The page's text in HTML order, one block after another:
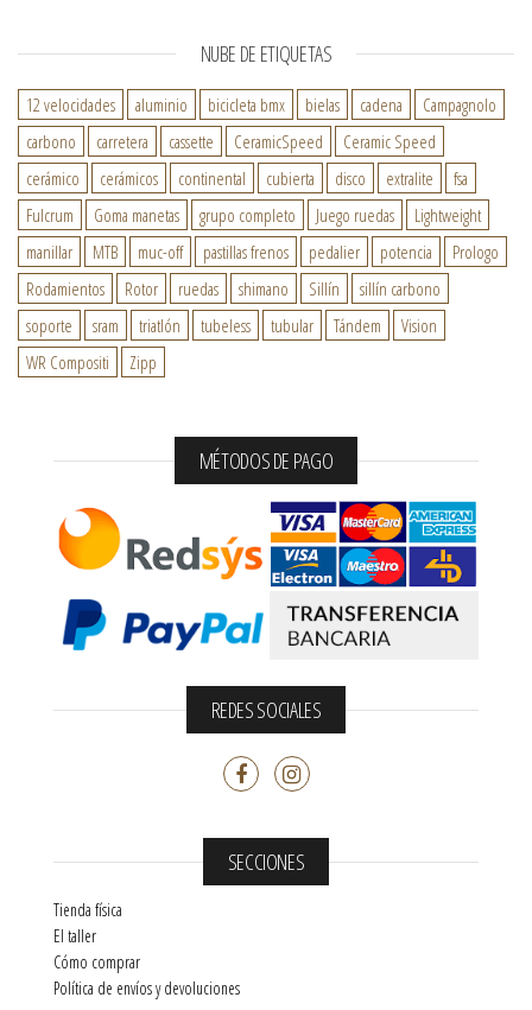
NUBE DE ETIQUETAS
12 velocidades aluminio bicicleta bmx bielas cadena
Campagnolo
carbono
carretera cassette CeramicSpeed
Ceramic Speed
cerámico
cerámicos continental cubierta disco extralite
fsa
Fulcrum
Goma manetas grupo completo Juego ruedas
Lightweight
manillar
MTB muc-off pastillas frenos pedalier potencia
Prologo
Rodamientos
Rotor ruedas shimano Sillín
sillín carbono
soporte
sram triatlón tubeless tubular Tándem
Vision
WR Compositi
Zipp
MÉTODOS DE PAGO
REDES SOCIALES
SECCIONES
Tienda física
El taller
Cómo comprar
Política de envíos y devoluciones